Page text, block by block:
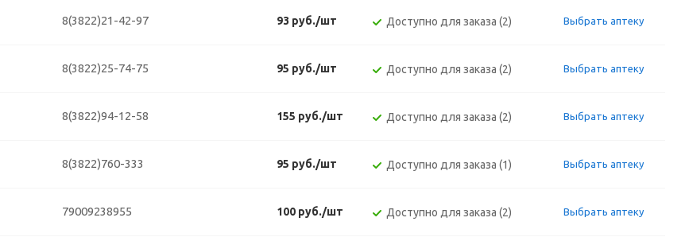
8(3822)21-42-97 93 руб./шт Доступно для заказа (2) Выбрать аптеку
8(3822)25-74-75 95 руб./шт Доступно для заказа (2) Выбрать аптеку
8(3822)94-12-58 155 руб./шт Доступно для заказа (2) Выбрать аптеку
8(3822)760-333 95 руб./шт Доступно для заказа (1) Выбрать аптеку
79009238955 100 руб./шт Доступно для заказа (2) Выбрать аптеку